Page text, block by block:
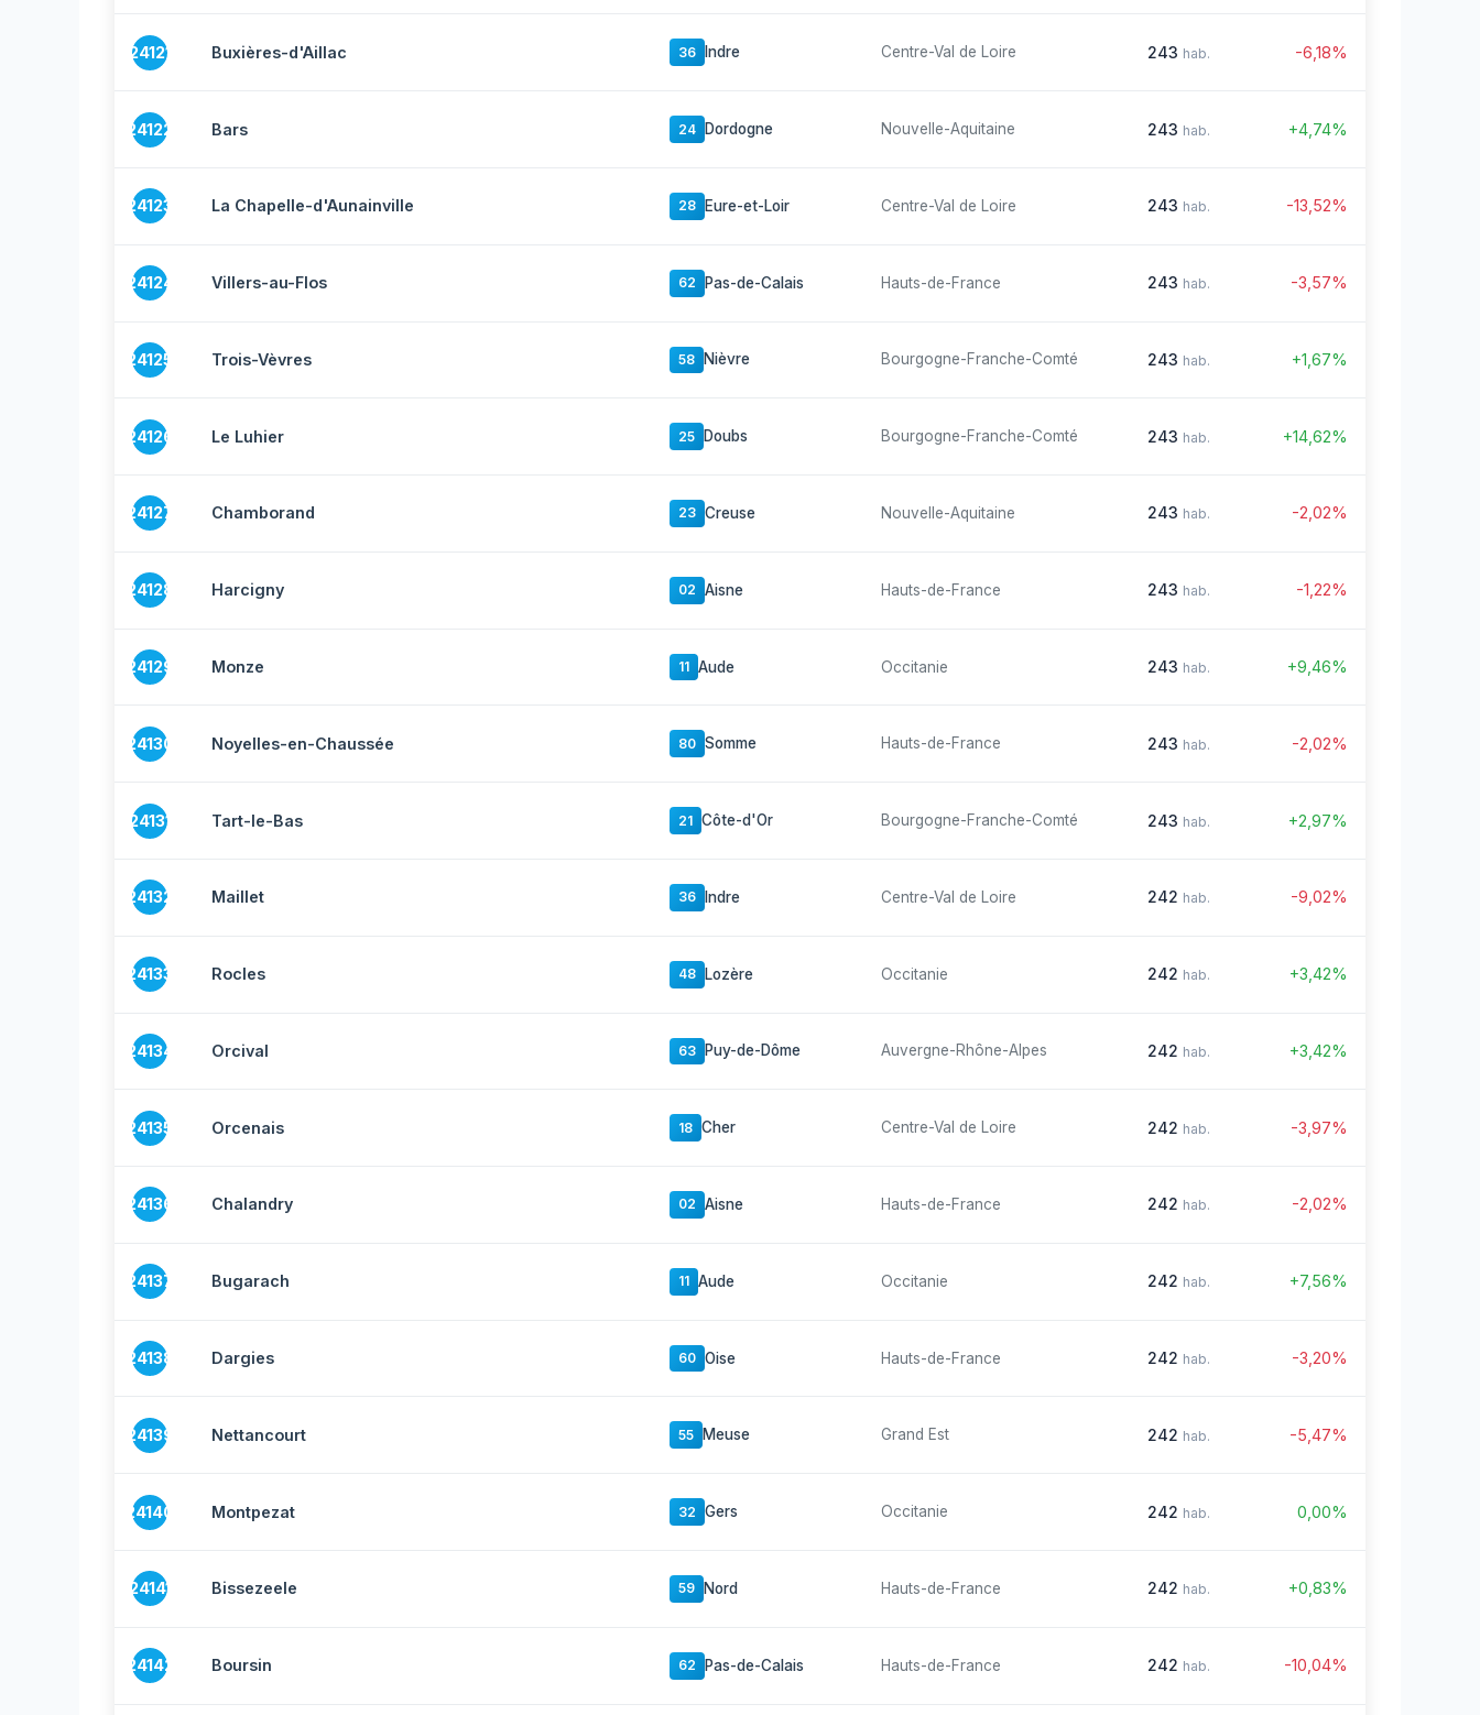
24121 Buxières-d'Aillac 36 Indre Centre-Val de Loire 243 hab. -6,18%
24122 Bars 24 Dordogne Nouvelle-Aquitaine 243 hab. +4,74%
24123 La Chapelle-d'Aunainville 28 Eure-et-Loir Centre-Val de Loire 243 hab. -13,52%
24124 Villers-au-Flos 62 Pas-de-Calais Hauts-de-France 243 hab. -3,57%
24125 Trois-Vèvres 58 Nièvre Bourgogne-Franche-Comté 243 hab. +1,67%
24126 Le Luhier 25 Doubs Bourgogne-Franche-Comté 243 hab. +14,62%
24127 Chamborand 23 Creuse Nouvelle-Aquitaine 243 hab. -2,02%
24128 Harcigny 02 Aisne Hauts-de-France 243 hab. -1,22%
24129 Monze 11 Aude Occitanie 243 hab. +9,46%
24130 Noyelles-en-Chaussée 80 Somme Hauts-de-France 243 hab. -2,02%
24131 Tart-le-Bas 21 Côte-d'Or Bourgogne-Franche-Comté 243 hab. +2,97%
24132 Maillet 36 Indre Centre-Val de Loire 242 hab. -9,02%
24133 Rocles 48 Lozère Occitanie 242 hab. +3,42%
24134 Orcival 63 Puy-de-Dôme Auvergne-Rhône-Alpes 242 hab. +3,42%
24135 Orcenais 18 Cher Centre-Val de Loire 242 hab. -3,97%
24136 Chalandry 02 Aisne Hauts-de-France 242 hab. -2,02%
24137 Bugarach 11 Aude Occitanie 242 hab. +7,56%
24138 Dargies 60 Oise Hauts-de-France 242 hab. -3,20%
24139 Nettancourt 55 Meuse Grand Est 242 hab. -5,47%
24140 Montpezat 32 Gers Occitanie 242 hab. 0,00%
24141 Bissezeele 59 Nord Hauts-de-France 242 hab. +0,83%
24142 Boursin 62 Pas-de-Calais Hauts-de-France 242 hab. -10,04%